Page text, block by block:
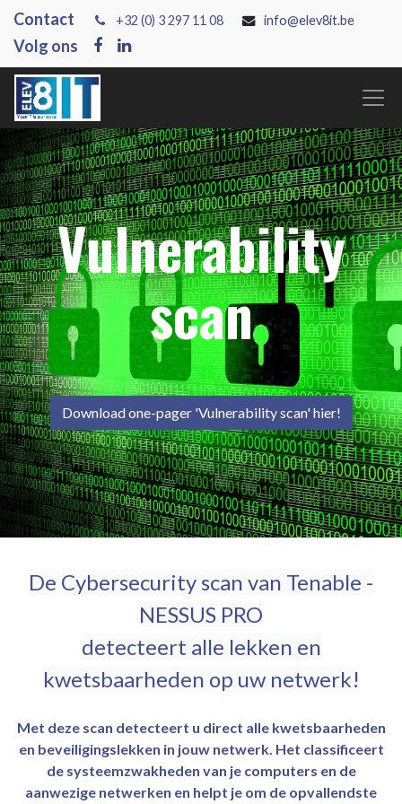
Contact +32 (0) 3 297 11 08 info@elev8it.be
Volg ons
Vulnerability
scan
Download one-pager 'Vulnerability scan' hier!
De Cybersecurity scan van Tenable -
NESSUS PRO
detecteert alle lekken en
kwetsbaarheden op uw netwerk!
Met deze scan detecteert u direct alle kwetsbaarheden
en beveiligingslekken in jouw netwerk. Het classificeert
de systeemzwakheden van je computers en de
aanwezige netwerken en helpt je om de opvallendste